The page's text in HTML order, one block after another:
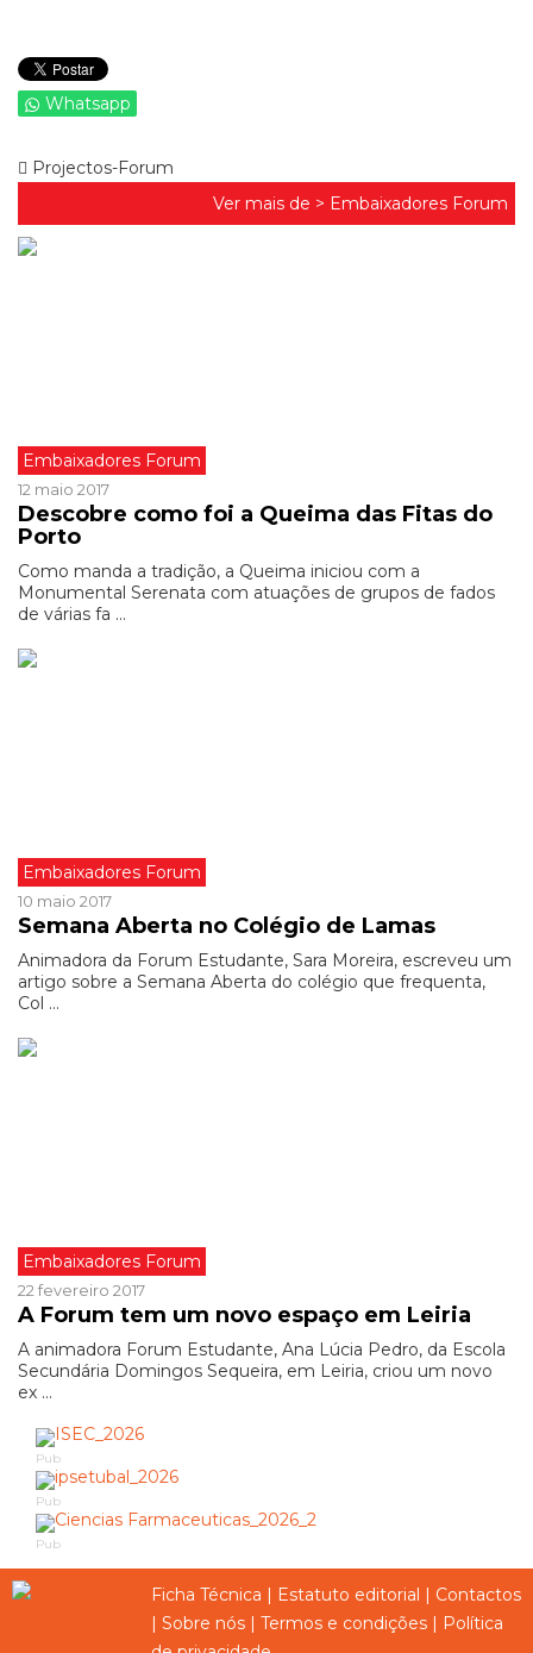
Whatsapp
Projectos-Forum
Ver mais de > Embaixadores Forum
Embaixadores Forum
12 maio 2017
Descobre como foi a Queima das Fitas do
Porto
Como manda a tradição, a Queima iniciou com a
Monumental Serenata com atuações de grupos de fados
de várias fa ...
Embaixadores Forum
10 maio 2017
Semana Aberta no Colégio de Lamas
Animadora da Forum Estudante, Sara Moreira, escreveu um
artigo sobre a Semana Aberta do colégio que frequenta,
Col ...
Embaixadores Forum
22 fevereiro 2017
A Forum tem um novo espaço em Leiria
A animadora Forum Estudante, Ana Lúcia Pedro, da Escola
Secundária Domingos Sequeira, em Leiria, criou um novo
ex ...
Pub
Pub
Pub
Ficha Técnica | Estatuto editorial | Contactos
| Sobre nós | Termos e condições | Política